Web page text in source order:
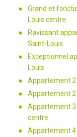
Grand et
Louis centre
Ravissant
Saint-Louis
Exceptionnel
Louis
Appartement 2
Appartement 2
Appartement 3
centre
Appartement 4